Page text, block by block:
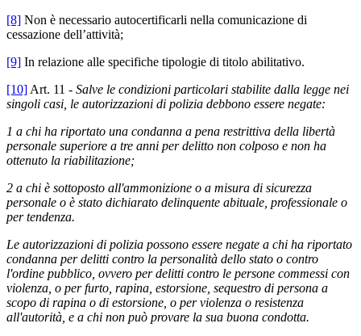
[8] Non è necessario autocertificarli nella comunicazione di
cessazione dell’attività;
[9] In relazione alle specifiche tipologie di titolo abilitativo.
[10] Art. 11 - Salve le condizioni particolari stabilite dalla legge nei
singoli casi, le autorizzazioni di polizia debbono essere negate:
1 a chi ha riportato una condanna a pena restrittiva della libertà
personale superiore a tre anni per delitto non colposo e non ha
ottenuto la riabilitazione;
2 a chi è sottoposto all'ammonizione o a misura di sicurezza
personale o è stato dichiarato delinquente abituale, professionale o
per tendenza.
Le autorizzazioni di polizia possono essere negate a chi ha riportato
condanna per delitti contro la personalità dello stato o contro
l'ordine pubblico, ovvero per delitti contro le persone commessi con
violenza, o per furto, rapina, estorsione, sequestro di persona a
scopo di rapina o di estorsione, o per violenza o resistenza
all'autorità, e a chi non può provare la sua buona condotta.